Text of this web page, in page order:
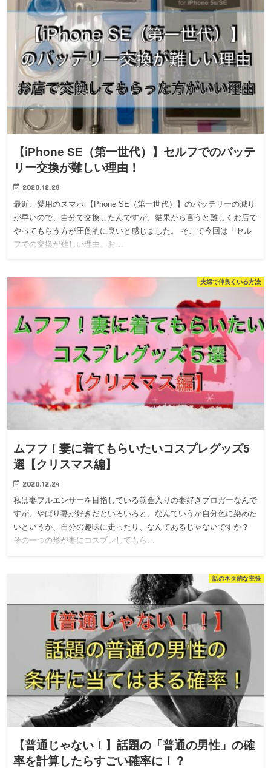
【iPhone SE（第一世代）】セルフでのバッテ
リー交換が難しい理由！
2020.12.28
最近、愛用のスマホi【Phone SE（第一世代）】のバッテリーの減り
が早いので、自分で交換したんですが、結果から言うと難しくお店で
やってもらう方が圧倒的に良いと感じました。 そこで今回は「セル
フでの交換が難しい理由。お…
夫婦で仲良くいる方法
ムフフ！妻に着てもらいたいコスプレグッズ5
選【クリスマス編】
2020.12.24
私は妻フルエンサーを目指している筋金入りの妻好きブロガーなんで
すが、やぱり妻が好きだといろいろと、なんていうか自分色に染めた
いというか、自分の趣味に走ったり、なんてあるじゃないですか？
その一つの形が妻にコスプレしてもら…
話のネタ的な主張
【普通じゃない！】話題の「普通の男性」の確
率を計算したらすごい確率に！？